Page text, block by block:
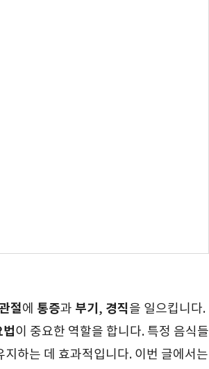
절에 통증과 부기 , 경직을 일으킵니다.
이 중요한 역할을 합니다. 특정 음식들
지하는 데 효과적입니다. 이번 글에서는